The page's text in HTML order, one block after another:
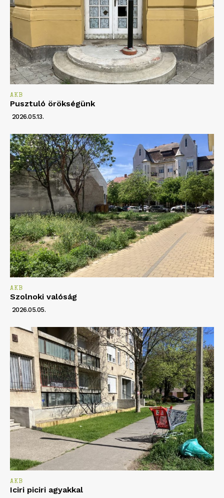
AKB
Pusztuló örökségünk
2026.05.13.
AKB
Szolnoki valóság
2026.05.05.
AKB
Iciri piciri agyakkal